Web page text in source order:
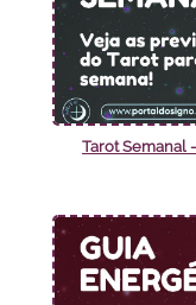
Tarot Semanal